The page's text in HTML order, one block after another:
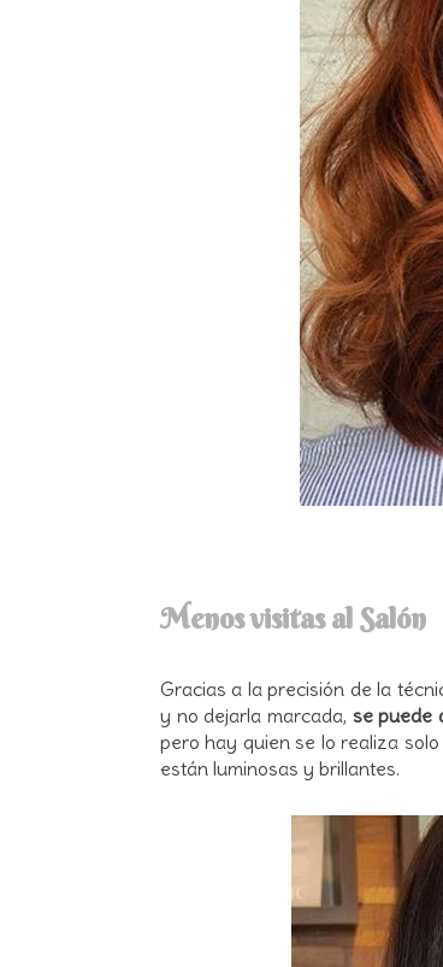
Menos visitas al Salón
Gracias a la precisión de la
y no dejarla marcada, se puede
pero hay quien se lo realiza
están luminosas y brillantes.